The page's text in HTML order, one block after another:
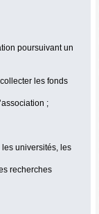
poursuivant un
les fonds
;
universités, les
recherches